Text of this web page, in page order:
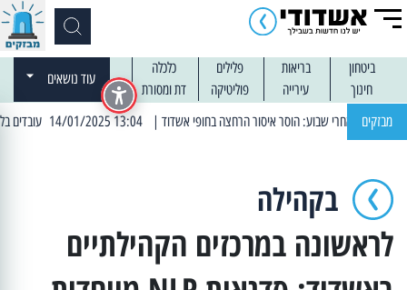
ביטחון בריאות פלילים
כלכלה
חינוך
עירייה פוליטיקה דת ומסורת
עוד נושאים
מבזקים | 13:04 14/01/2025 עובדים בלילות: עבודות קרצוף וריבוד אספלט
בקהילה
לראשונה במרכזים הקהילתיים